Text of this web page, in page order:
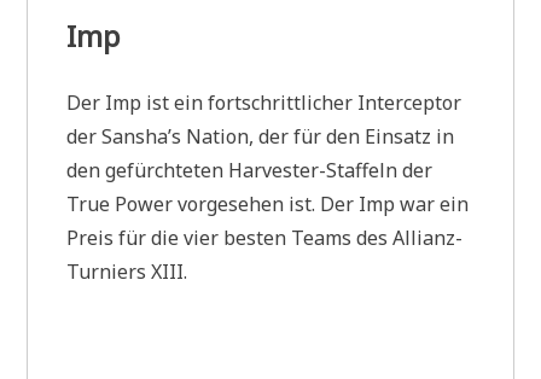
Imp
Der Imp ist ein fortschrittlicher Interceptor
der Sansha’s Nation, der für den Einsatz in
den gefürchteten Harvester-Staffeln der
True Power vorgesehen ist. Der Imp war ein
Preis für die vier besten Teams des Allianz-
Turniers XIII.